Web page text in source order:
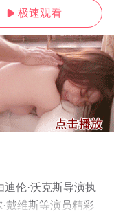
 极速观看
伦·沃克斯导演执
戴维斯等演员精彩